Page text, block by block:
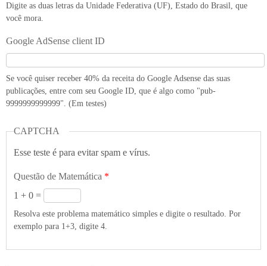
Digite as duas letras da Unidade Federativa (UF), Estado do Brasil, que
você mora.
Google AdSense client ID
Se você quiser receber 40% da receita do Google Adsense das suas
publicações, entre com seu Google ID, que é algo como "pub-
9999999999999". (Em testes)
CAPTCHA
Esse teste é para evitar spam e vírus.
Questão de Matemática *
1 + 0 =
Resolva este problema matemático simples e digite o resultado. Por
exemplo para 1+3, digite 4.